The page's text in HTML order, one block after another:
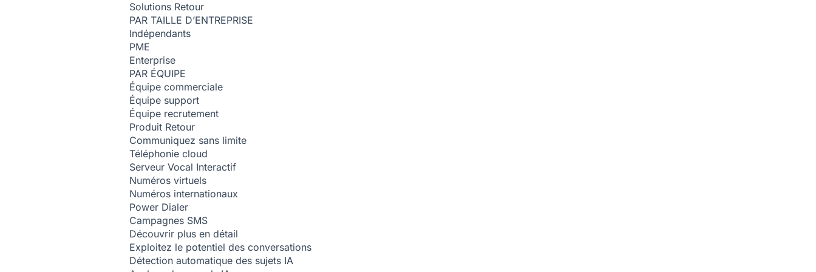
Solutions Retour
PAR TAILLE D’ENTREPRISE
Indépendants
PME
Enterprise
PAR ÉQUIPE
Équipe commerciale
Équipe support
Équipe recrutement
Produit Retour
Communiquez sans limite
Téléphonie cloud
Serveur Vocal Interactif
Numéros virtuels
Numéros internationaux
Power Dialer
Campagnes SMS
Découvrir plus en détail
Exploitez le potentiel des conversations
Détection automatique des sujets IA